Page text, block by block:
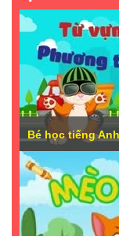
Bé học tiếng